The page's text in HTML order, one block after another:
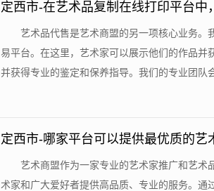
定西市-在艺术品复制在线打印平台中
艺术品代售是艺术商盟的另一项核心业务。
易平台。在这里，艺术家可以展示他们的作品
并获得专业的鉴定和保养指导。我们的专业团队
定西市-哪家平台可以提供最优质的艺
艺术商盟作为一家专业的艺术家推广和艺术
术家和广大爱好者提供高品质、专业的服务。